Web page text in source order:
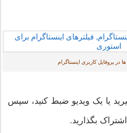
در پروفایل کاربری اینستاگرام
یا یک ویدیو ضبط کنید، سپس
بگذارید.